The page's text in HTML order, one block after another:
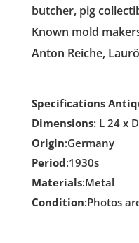
butcher, pig
Known mold
Anton Reiche,
Specifications
Dimensions: L 24 x
Origin:Germany
Period:1930s
Materials:Metal
Condition:Photos